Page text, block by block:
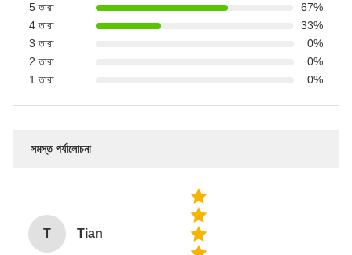
5 তারা
67%
4 তারা
33%
3 তারা
0%
2 তারা
0%
1 তারা
0%
সমস্ত পর্যালোচনা
T Tian